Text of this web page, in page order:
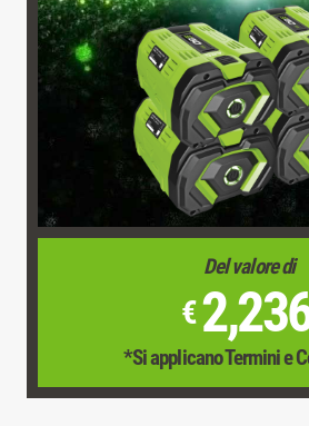
Del valore di
€
*Si applicano Termini e